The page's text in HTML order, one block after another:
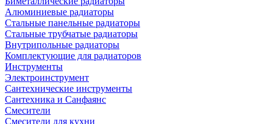
Алюминиевые радиаторы
Стальные панельные радиаторы
Стальные трубчатые радиаторы
Внутрипольные радиаторы
Комплектующие для радиаторов
Инструменты
Электроинструмент
Сантехнические инструменты
Сантехника и Санфаянс
Смесители
Смесители для кухни